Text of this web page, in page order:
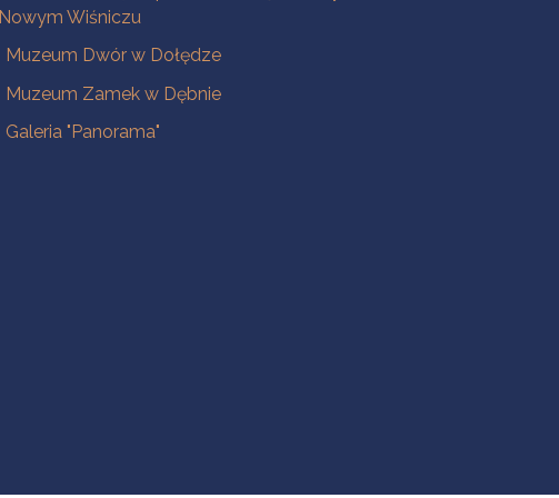
Nowym Wiśniczu
Muzeum Dwór w Dołędze
Muzeum Zamek w Dębnie
Galeria "Panorama"